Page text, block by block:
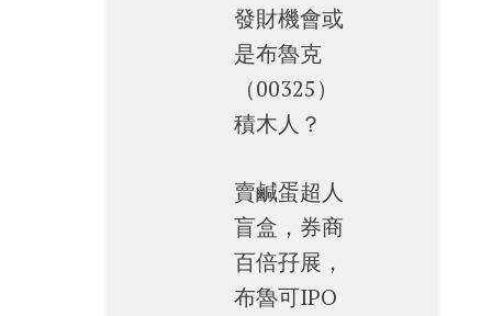
發財機會或
是布魯克
（00325）
積木人？
賣鹹蛋超人
盲盒，券商
百倍孖展，
布魯可IPO